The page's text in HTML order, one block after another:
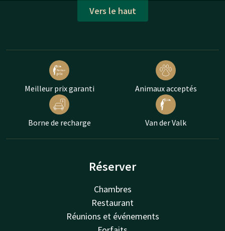
Vers le haut
Meilleur prix garanti Animaux acceptés
Borne de recharge Van der Valk
Réserver
Chambres
Restaurant
Réunions et événements